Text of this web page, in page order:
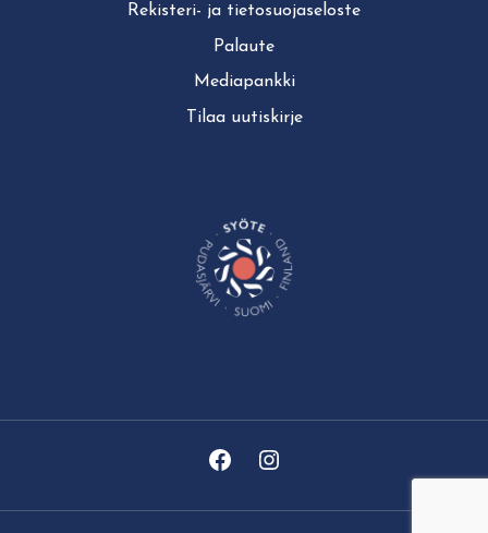
Rekisteri- ja tie­to­suo­ja­se­los­te
Palaute
Mediapankki
Tilaa uutiskirje